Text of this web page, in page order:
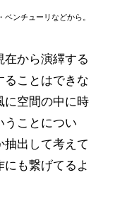
ンチューリなどから。
在から演繹する
ることはできな
に空間の中に時
うことについ
抽出して考えて
も繋げてるよ